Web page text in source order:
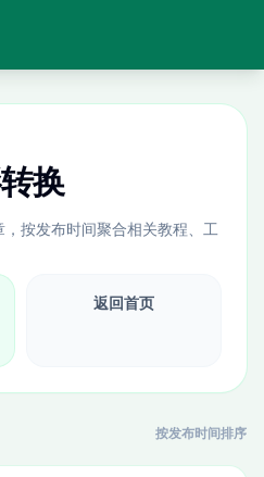
换
按发布时间聚合相关教程、工
返回首页
按发布时间排序